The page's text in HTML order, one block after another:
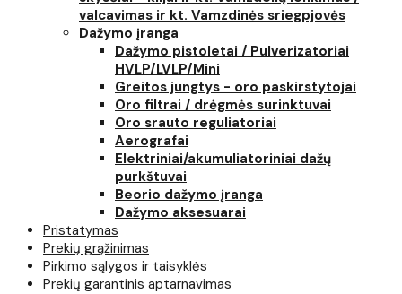
valcavimas ir kt. Vamzdinės sriegpjovės
Dažymo įranga
Dažymo pistoletai / Pulverizatoriai
HVLP/LVLP/Mini
Greitos jungtys - oro paskirstytojai
Oro filtrai / drėgmės surinktuvai
Oro srauto reguliatoriai
Aerografai
Elektriniai/akumuliatoriniai dažų
purkštuvai
Beorio dažymo įranga
Dažymo aksesuarai
Pristatymas
Prekių grąžinimas
Pirkimo sąlygos ir taisyklės
Prekių garantinis aptarnavimas